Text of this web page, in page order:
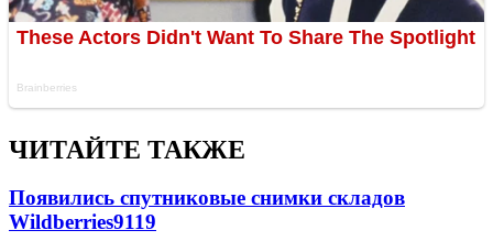
ЧИТАЙТЕ ТАКЖЕ
Появились спутниковые снимки складов
Wildberries9119